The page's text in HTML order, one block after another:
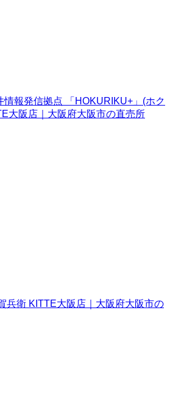
情報発信拠点 「HOKURIKU+」(ホク
大阪店｜大阪府大阪市の直売所
兵衛 KITTE大阪店｜大阪府大阪市の